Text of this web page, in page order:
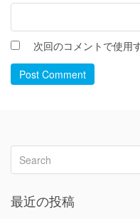
次回のコメントで使用
Post Comment
最近の投稿